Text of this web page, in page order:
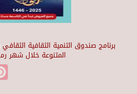
برنامج صندوق التنمية الثقافية الثقافي
المتنوعة خلال شهر